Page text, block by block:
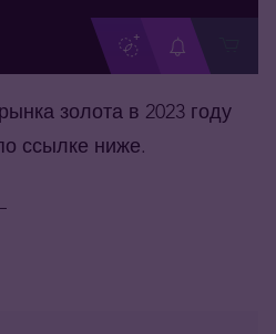
золота в 2023 году
ссылке ниже.